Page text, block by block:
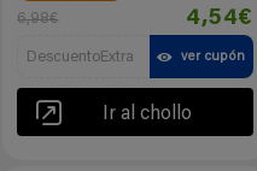
6,98€ 4,54€
DescuentoExtra ver cupón
Ir al chollo